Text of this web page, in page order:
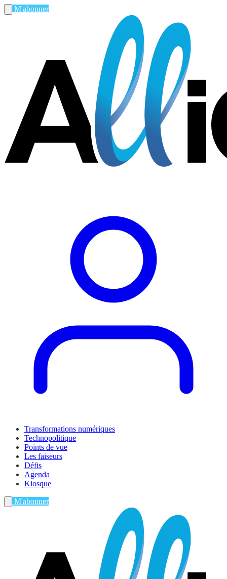
M'abonner
Transformations numériques
Technopolitique
Points de vue
Les faiseurs
Défis
Agenda
Kiosque
M'abonner